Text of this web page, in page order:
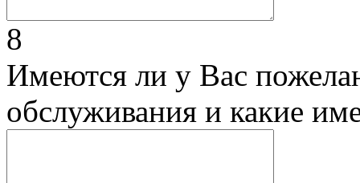
8
Имеются ли у Вас
обслуживания и какие